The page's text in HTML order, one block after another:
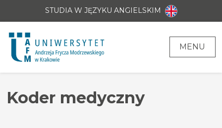
STUDIA W JĘZYKU ANGIELSKIM
MENU
Koder medyczny